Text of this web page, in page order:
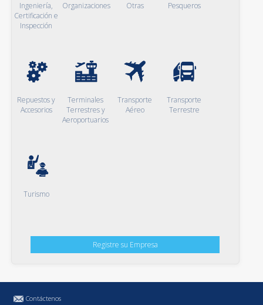
Ingeniería,
Certificación e
Inspección
Organizaciones Otras Pesqueros
Repuestos y
Accesorios
Terminales
Terrestres y
Aeroportuarios
Transporte
Aéreo
Transporte
Terrestre
Turismo
Registre su Empresa
Contáctenos